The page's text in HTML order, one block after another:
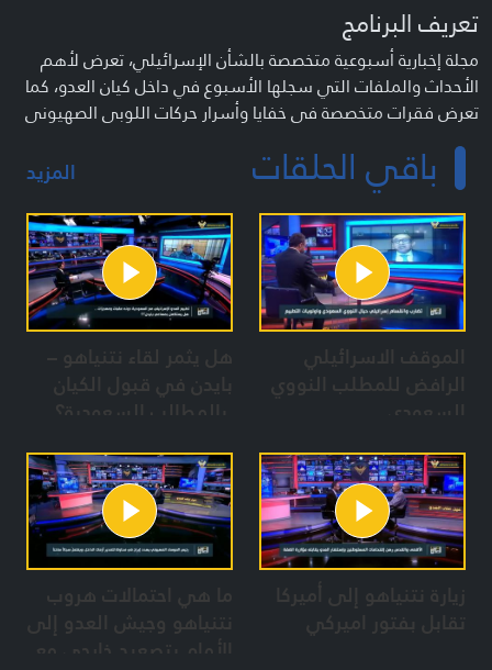
تعريف البرنامج
مجلة إخبارية أسبوعية متخصصة بالشأن الإسرائيلي، تعرض لأهم
الأحداث والملفات التي سجلها الأسبوع في داخل كيان العدو، كما
تعرض فقرات متخصصة في خفايا وأسرار حركات اللوبي الصهيوني
في العالم ضمن فقرة "لوبي ليكس"، وعرض غرافيكي
لمستوطنات صهيونية وما تتضمنه من نقاط حساسة ومنشآت
حيوية وتاريخ استيطانها ضمن فقرة "مرصاد"، إضافة إلى تقارير
مترجمة حرفياً تعكس نقاط ضعف الكيان على لسان إعلامه ضمن
فقرة "شاهد".
إخراج: عبد الكريم خشاب
مقدم: ضياء أبو طعام
فريق إعداد: أحمد عمار – حسن حجازي
منتج: محمد عياد
باقي الحلقات المزيد
الموقف الاسرائيلي
الرافض للمطلب النووي
السعودي
هل يثمر لقاء نتنياهو –
بايدن في قبول الكيان
بالمطالب السعودية؟
زيارة نتنياهو إلى أميركا
تقابل بفتور اميركي
ما هي احتمالات هروب
نتنياهو وجيش العدو إلى
الأمام بتصعيد خارجي مع